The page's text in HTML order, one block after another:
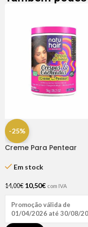
-25%
Creme Para Pentear
Crespas & Cacheadas
Em stock
14,00€ 10,50€ com IVA
Promoção válida de
01/04/2026 até 30/08/